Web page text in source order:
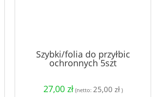
Szybki/folia do przyłbic
ochronnych 5szt
27,00 zł (netto: 25,00 zł)